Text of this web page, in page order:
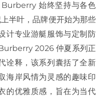
始终坚持与各色
半叶，品牌便开始为那些
计专业游艇服饰与定制防
2026 仲夏系列正
诠释，该系列囊括了全新
海岸风情为灵感的趣味印
的优雅质感，旨在为当代